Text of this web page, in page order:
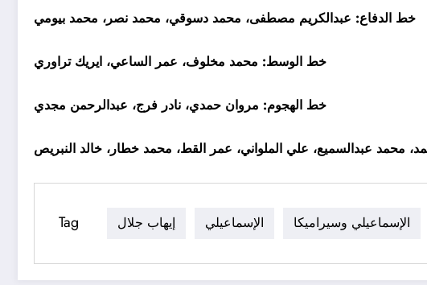
خط الدفاع: عبدالكريم مصطفى، محمد دسوقي، محمد نصر، محمد بيومي
خط الوسط: محمد مخلوف، عمر الساعي، ايريك تراوري
خط الهجوم: مروان حمدي، نادر فرج، عبدالرحمن مجدي
عبدالسميع، علي الملواني، عمر القط، محمد خطار، خالد النبريص
Tag إيهاب جلال الإسماعيلي الإسماعيلي وسيراميكا